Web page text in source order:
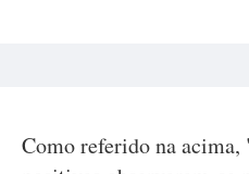
Como referido na acima,